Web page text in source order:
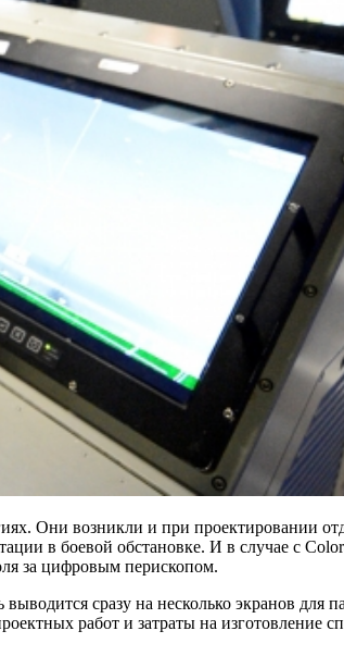
Они возникли и при проектировании
в боевой обстановке. И в случае с
за цифровым перископом.
выводится сразу на несколько экранов для
работ и затраты на изготовление